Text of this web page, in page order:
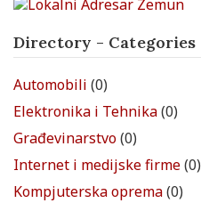
Directory - Categories
Automobili (0)
Elektronika i Tehnika(0)
Građevinarstvo(0)
Internet i medijske firme(0)
Kompjuterska oprema(0)